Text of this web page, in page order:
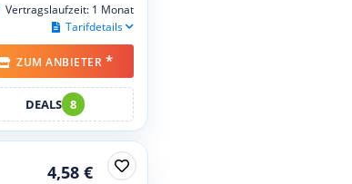
Vertragslaufzeit: 1 Monat
Tarifdetails
ZUM ANBIETER *
DEALS 8
4,58 €